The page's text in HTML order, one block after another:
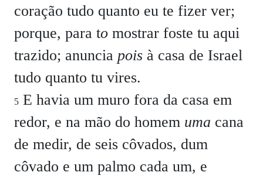
coração tudo quanto eu te fizer ver;
porque, para to mostrar foste tu aqui
trazido; anuncia pois à casa de Israel
tudo quanto tu vires.
5 E havia um muro fora da casa em
redor, e na mão do homem uma cana
de medir, de seis côvados, dum
côvado e um palmo cada um, e